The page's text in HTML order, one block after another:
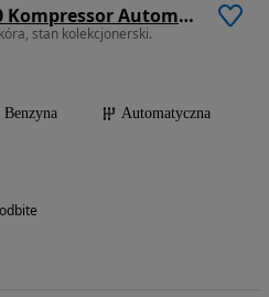
Mercedes-Benz SLK 200 Kompressor Automatik
stan kolekcjonerski.
Benzyna
Automatyczna